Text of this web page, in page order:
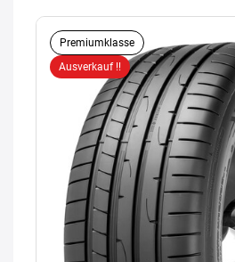
Premiumklasse
Ausverkauf !!